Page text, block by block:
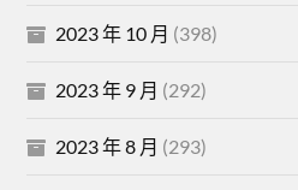
2023 年 10 月 (398)
2023 年 9 月 (292)
2023 年 8 月 (293)